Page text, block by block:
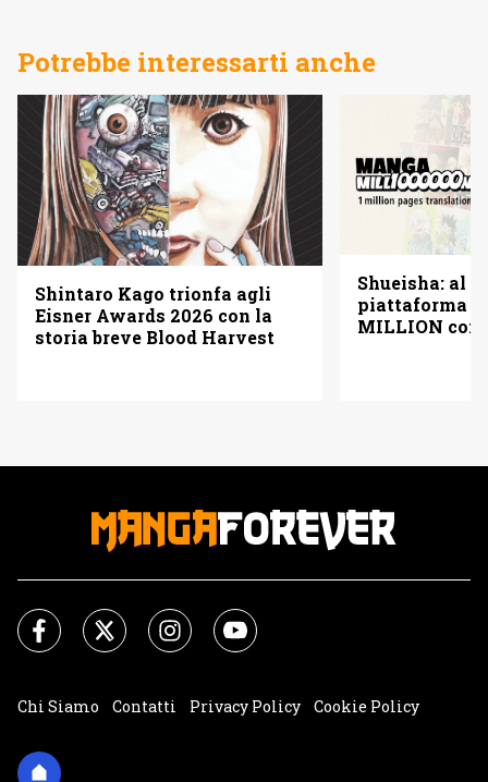
Potrebbe interessarti anche
Shintaro Kago trionfa agli
Eisner Awards 2026 con la
storia breve Blood Harvest
Shueisha: al
piattaforma
MILLION con
Chi Siamo Contatti Privacy Policy
Cookie Policy